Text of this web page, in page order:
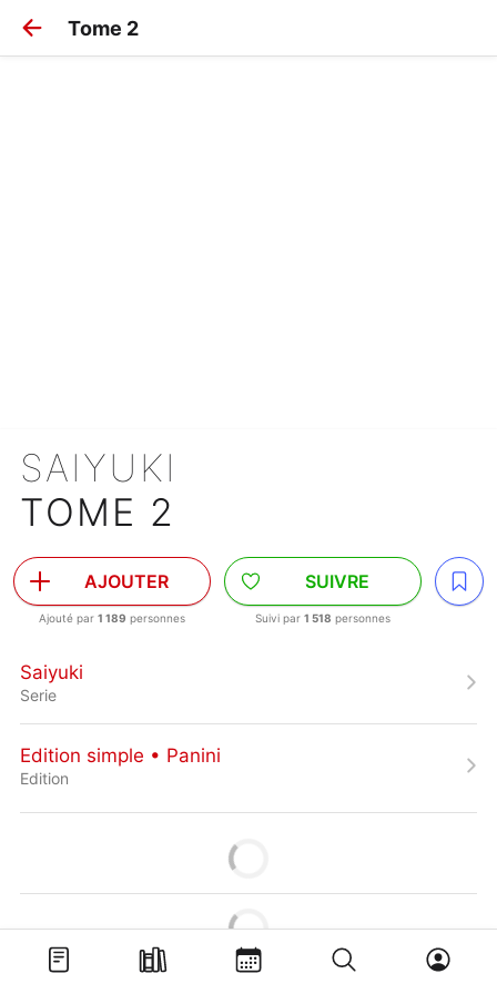
Tome 2
SAIYUKI
TOME 2
AJOUTER
Ajouté par 1 189 personnes
SUIVRE
Suivi par 1 518 personnes
Saiyuki
Serie
Edition simple • Panini
Edition